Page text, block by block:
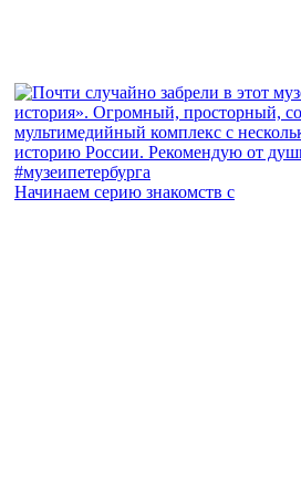
Начинаем серию знакомств с